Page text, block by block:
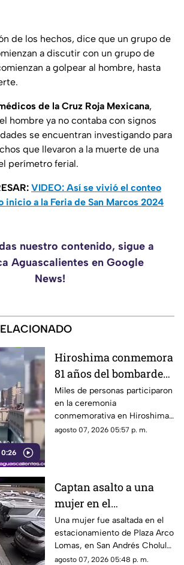
de los hechos, dice que un grupo de
a discutir con un grupo de
a golpear al hombre, hasta
de la Cruz Roja Mexicana,
hombre ya no contaba con signos
se encuentran investigando para
que llevaron a la muerte de una
perímetro ferial.
VIDEO: Así se vivió el conteo
inicio a la Feria de San Marcos 2024
nuestro contenido, sigue a
Aguascalientes en Google
News!
0:26
Hiroshima conmemora
81 años del bombardeo
atómico con un minuto
de silencio
Miles de personas participaron
en la ceremonia
conmemorativa en Hiroshima,
donde se recordó a las
agosto 07, 2026 05:57 p. m.
Captan asalto a una
mujer en el
estacionamiento de
Plaza Arco Lomas
Una mujer fue asaltada en el
estacionamiento de Plaza Arco
Lomas, en San Andrés Cholula.
El ataque quedó registrado por
agosto 07, 2026 05:48 p. m.